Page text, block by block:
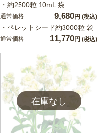
・約2500粒 10mL 袋
通常価格 9,680円 (税込)
・ペレットシード約3000粒 袋
通常価格 11,770円 (税込)